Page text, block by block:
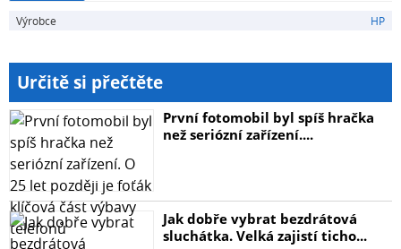
Výrobce HP
Určitě si přečtěte
První fotomobil byl spíš hračka
než seriózní zařízení....
Jak dobře vybrat bezdrátová
sluchátka. Velká zajistí ticho...